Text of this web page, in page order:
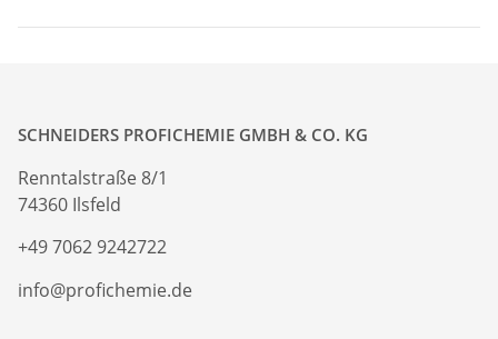
SCHNEIDERS PROFICHEMIE GMBH & CO. KG
Renntalstraße 8/1
74360 Ilsfeld
+49 7062 9242722
info@profichemie.de